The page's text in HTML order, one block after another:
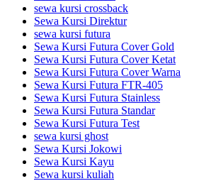
sewa kursi crossback
Sewa Kursi Direktur
sewa kursi futura
Sewa Kursi Futura Cover Gold
Sewa Kursi Futura Cover Ketat
Sewa Kursi Futura Cover Warna
Sewa Kursi Futura FTR-405
Sewa Kursi Futura Stainless
Sewa Kursi Futura Standar
Sewa Kursi Futura Test
sewa kursi ghost
Sewa Kursi Jokowi
Sewa Kursi Kayu
Sewa kursi kuliah